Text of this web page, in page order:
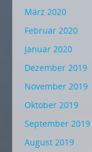
März 2020
Februar 2020
Januar 2020
Dezember 2019
November 2019
Oktober 2019
September 2019
August 2019